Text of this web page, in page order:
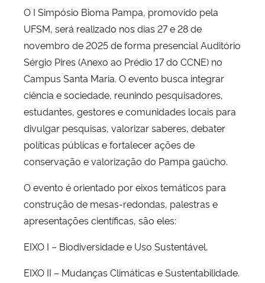
O I Simpósio Bioma Pampa, promovido pela
UFSM, será realizado nos dias 27 e 28 de
novembro de 2025 de forma presencial Auditório
Sérgio Pires (Anexo ao Prédio 17 do CCNE) no
Campus Santa Maria. O evento busca integrar
ciência e sociedade, reunindo pesquisadores,
estudantes, gestores e comunidades locais para
divulgar pesquisas, valorizar saberes, debater
políticas públicas e fortalecer ações de
conservação e valorização do Pampa gaúcho.
O evento é orientado por eixos temáticos para
construção de mesas-redondas, palestras e
apresentações científicas, são eles:
EIXO I – Biodiversidade e Uso Sustentável.
EIXO II – Mudanças Climáticas e Sustentabilidade.